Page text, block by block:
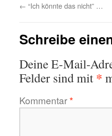
← “Ich könnte das nicht” …
Schreibe
Deine E-Mail-
Felder sind mit *
Kommentar*